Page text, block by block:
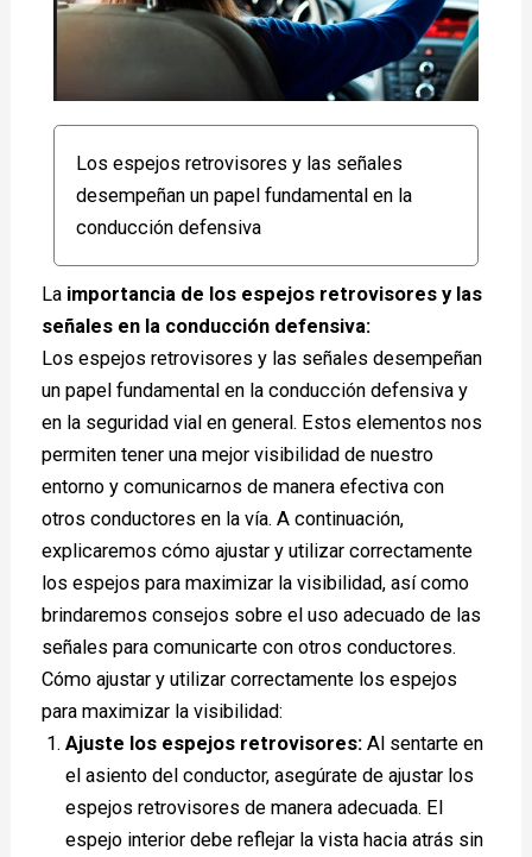
Los espejos retrovisores y las señales
desempeñan un papel fundamental en la
conducción defensiva
La importancia de los espejos retrovisores y las
señales en la conducción defensiva:
Los espejos retrovisores y las señales desempeñan
un papel fundamental en la conducción defensiva y
en la seguridad vial en general. Estos elementos nos
permiten tener una mejor visibilidad de nuestro
entorno y comunicarnos de manera efectiva con
otros conductores en la vía. A continuación,
explicaremos cómo ajustar y utilizar correctamente
los espejos para maximizar la visibilidad, así como
brindaremos consejos sobre el uso adecuado de las
señales para comunicarte con otros conductores.
Cómo ajustar y utilizar correctamente los espejos
para maximizar la visibilidad:
Ajuste los espejos retrovisores: Al sentarte en
el asiento del conductor, asegúrate de ajustar los
espejos retrovisores de manera adecuada. El
espejo interior debe reflejar la vista hacia atrás sin